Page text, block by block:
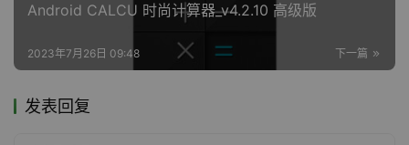
Android CALCU 时尚计算器_v4.2.10 高级版
下一篇
2023年7月26日 09:48
发表回复